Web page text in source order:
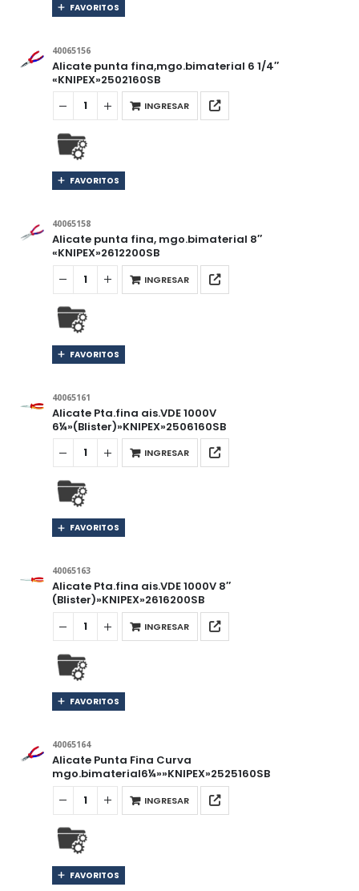
FAVORITOS
40065156
Alicate punta fina,mgo.bimaterial 6 1/4″
«KNIPEX»2502160SB
INGRESAR
FAVORITOS
40065158
Alicate punta fina, mgo.bimaterial 8″
«KNIPEX»2612200SB
INGRESAR
FAVORITOS
40065161
Alicate Pta.fina ais.VDE 1000V
6¼»(Blister)»KNIPEX»2506160SB
INGRESAR
FAVORITOS
40065163
Alicate Pta.fina ais.VDE 1000V 8″
(Blister)»KNIPEX»2616200SB
INGRESAR
FAVORITOS
40065164
Alicate Punta Fina Curva
mgo.bimaterial6¼»»KNIPEX»2525160SB
INGRESAR
FAVORITOS